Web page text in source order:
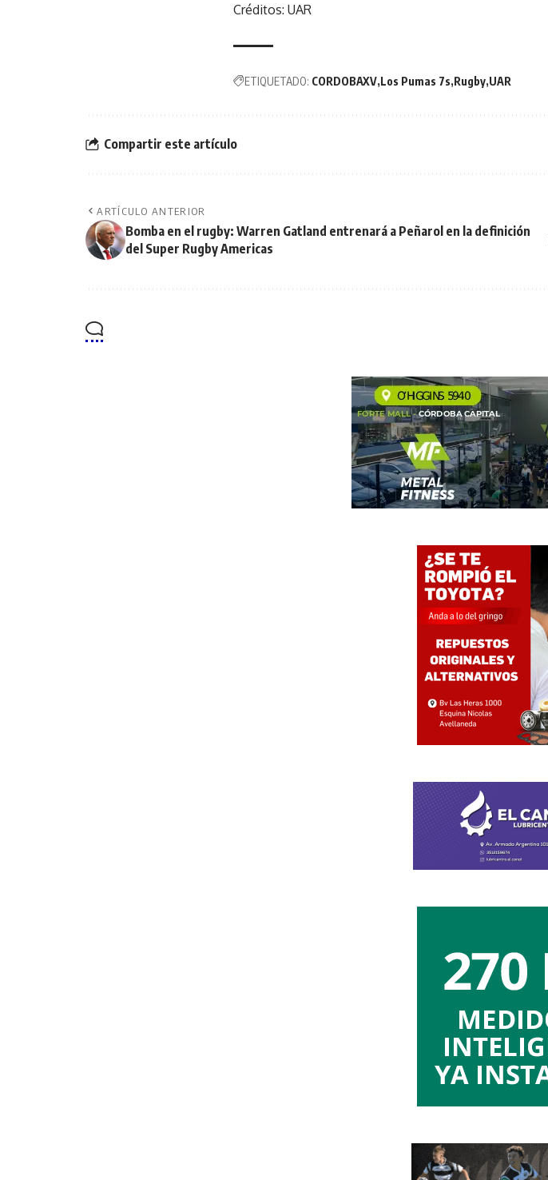
Créditos: UAR
ETIQUETADO: CORDOBAXV Los Pumas 7s Rugby UAR
Compartir este artículo
ARTÍCULO ANTERIOR
Bomba en el rugby: Warren Gatland entrenará a Peñarol en la definición
del Super Rugby Americas